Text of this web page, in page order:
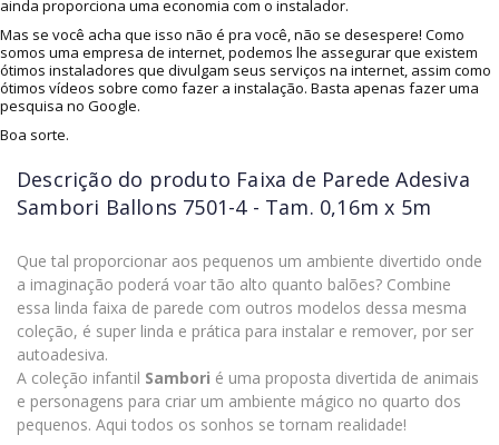
ainda proporciona uma economia com o instalador.
Mas se você acha que isso não é pra você, não se desespere! Como
somos uma empresa de internet, podemos lhe assegurar que existem
ótimos instaladores que divulgam seus serviços na internet, assim como
ótimos vídeos sobre como fazer a instalação. Basta apenas fazer uma
pesquisa no Google.
Boa sorte.
Descrição do produto Faixa de Parede Adesiva
Sambori Ballons 7501-4 - Tam. 0,16m x 5m
Que tal proporcionar aos pequenos um ambiente divertido onde
a imaginação poderá voar tão alto quanto balões? Combine
essa linda faixa de parede com outros modelos dessa mesma
coleção, é super linda e prática para instalar e remover, por ser
autoadesiva.
A coleção infantil Sambori é uma proposta divertida de animais
e personagens para criar um ambiente mágico no quarto dos
pequenos. Aqui todos os sonhos se tornam realidade!